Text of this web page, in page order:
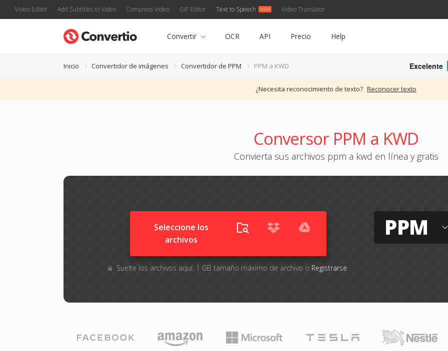
Video Editor Add Subtitles to Video Compress Video GIF Editor Text to Speech Video Translator
Convertir OCR API Precio Help
Inicio Convertidor de imágenes Convertidor de PPM PPM a KWD Excelente
¿Necesita reconocimiento de texto? Reconocer texto
Conversor PPM a KWD
Convierta sus archivos ppm a kwd en línea y gratis
Seleccione los
archivos
Suelte los archivos aquí. 1 GB tamaño máximo de archivo o Registrarse
PPM